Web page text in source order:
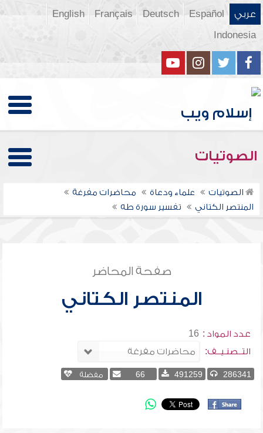
عربي Español
Deutsch
Français
English
Indonesia
الصوتيات
الصوتيات علماء ودعاة
محاضرات مفرغة
المنتصر الكتاني
تفسير سورة طه
صفحة المحاضر
المنتصر الكتاني
عدد المواد : 16
التــصنـيــف:
286341
491259
66 مفضلة